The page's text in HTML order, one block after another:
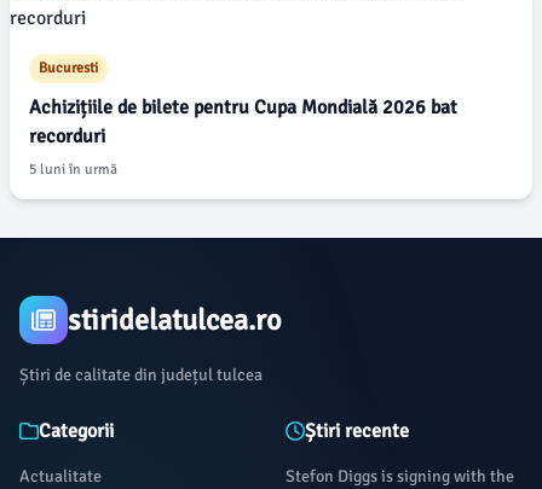
Bucuresti
Achizițiile de bilete pentru Cupa Mondială 2026 bat
recorduri
5 luni în urmă
stiridelatulcea.ro
Știri de calitate din județul tulcea
Categorii
Actualitate
Știri recente
Stefon Diggs is signing with the